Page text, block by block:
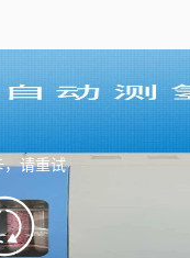
，请重试
retry